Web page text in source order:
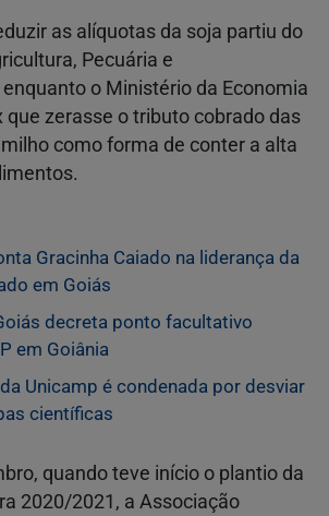
as alíquotas da soja partiu do
Pecuária e
o Ministério da Economia
que zerasse o tributo cobrado das
como forma de conter a alta
Gracinha Caiado na liderança da
em Goiás
decreta ponto facultativo
em Goiânia
Unicamp é condenada por desviar
científicas
quando teve início o plantio da
2020/2021, a Associação